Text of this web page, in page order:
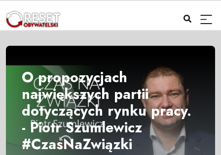
O propozycjach
największych partii
dotyczących rynku pracy.
- Piotr Szumlewicz
#CzasNaZwiązki